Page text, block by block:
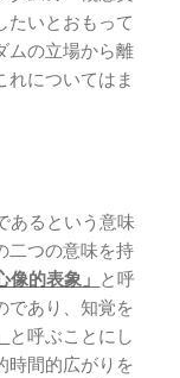
たいとおもって
ムの立場から離
れについてはま
あるという意味
二つの意味を持
像的表象」 と呼
であり、知覚を
と呼ぶことにし
時間的広がりを